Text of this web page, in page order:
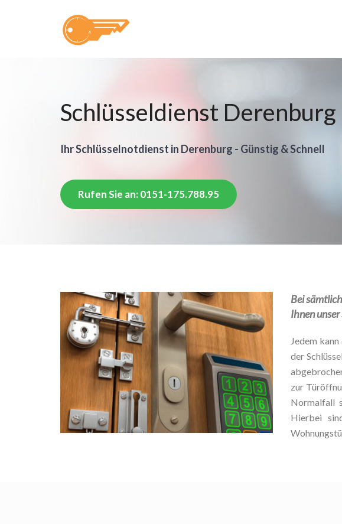
Schlüsseldienst Derenburg
Ihr Schlüsselnotdienst in Derenburg - Günstig & Schnell
Rufen Sie an: 0151-175.788.95
Bei
Ihnen
Jedem
der
zur
Normalfall
Hierbei